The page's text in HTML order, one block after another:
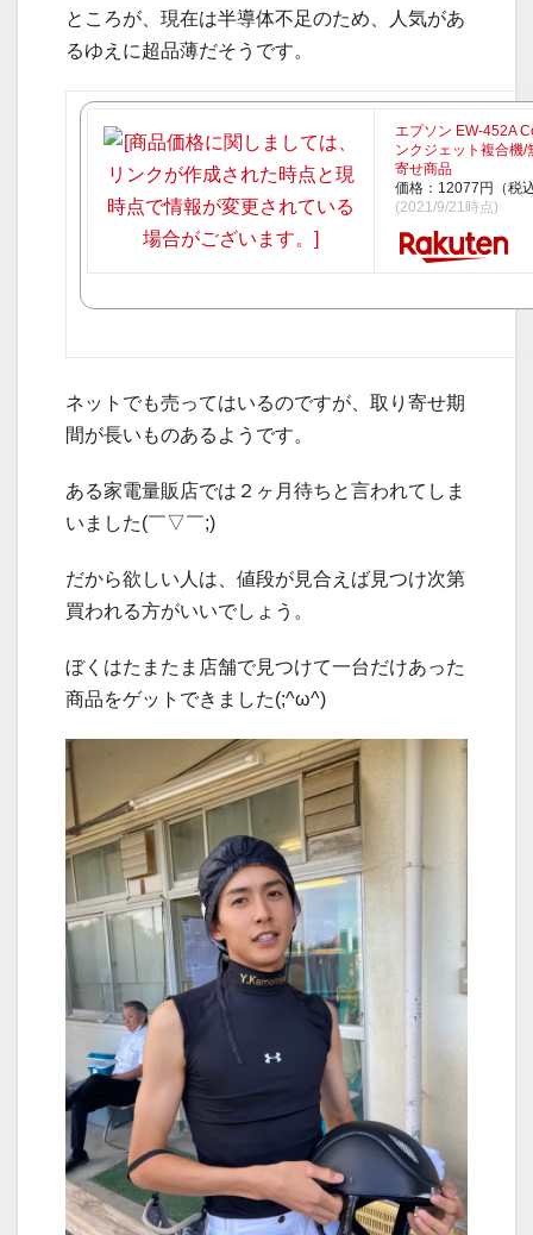
ところが、現在は半導体不足のため、人気があ
るゆえに超品薄だそうです。
エプソン EW-452A
ンクジェット複合機
寄せ商品
価格：12077円（税
(2021/9/21時点)
ネットでも売ってはいるのですが、取り寄せ期
間が長いものあるようです。
ある家電量販店では２ヶ月待ちと言われてしま
いました(￣▽￣;)
だから欲しい人は、値段が見合えば見つけ次第
買われる方がいいでしょう。
ぼくはたまたま店舗で見つけて一台だけあった
商品をゲットできました(;^ω^)